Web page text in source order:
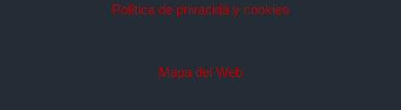
Política de privacidá y cookies
Mapa del Web